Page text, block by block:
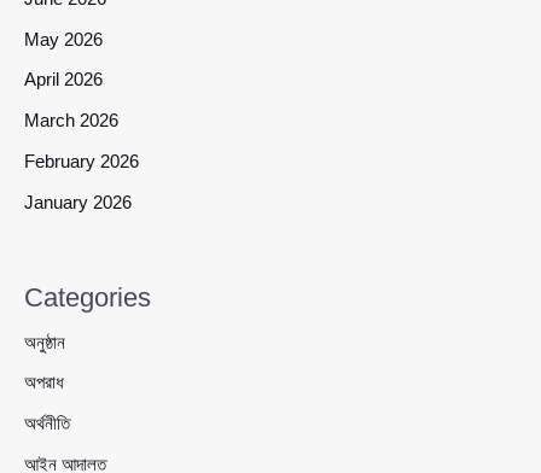
May 2026
April 2026
March 2026
February 2026
January 2026
Categories
অনুষ্ঠান
অপরাধ
অর্থনীতি
আইন আদালত